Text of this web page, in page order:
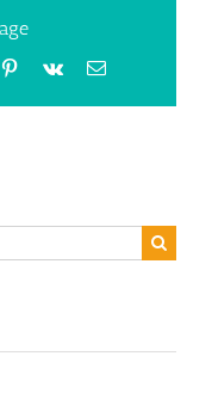
Pinterest
Vk Email